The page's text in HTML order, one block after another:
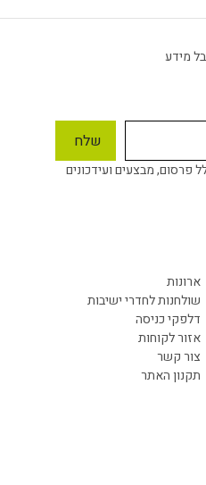
מידע
פרסום, מבצעים ועידכונים
ארונות
שולחנות לחדרי ישיבות
דלפקי כניסה
אזור לקוחות
צור קשר
תקנון האתר